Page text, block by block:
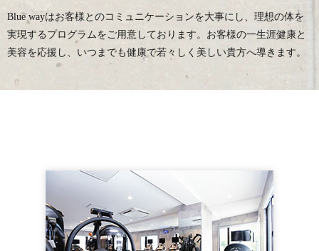
Blue wayはお客様とのコミュニケーションを大事にし、理想の体を
実現するプログラムをご用意しております。お客様の一生涯健康と
美容を応援し、いつまでも健康で若々しく美しい貴方へ導きます。